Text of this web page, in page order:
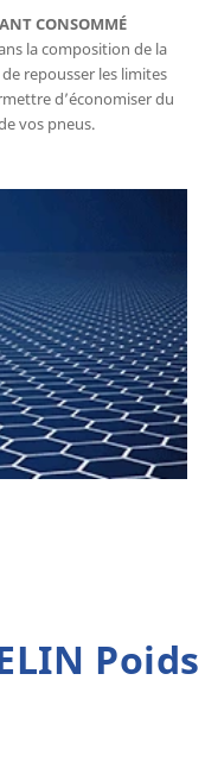
CONSOMMÉ
la composition de la
repousser les limites
d’économiser du
vos pneus.
Poids